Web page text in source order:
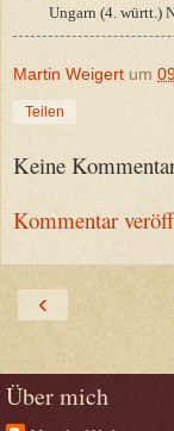
Ungarn (4. württ.)
Martin Weigert um
Teilen
Keine
Kommentar
‹
Über mich